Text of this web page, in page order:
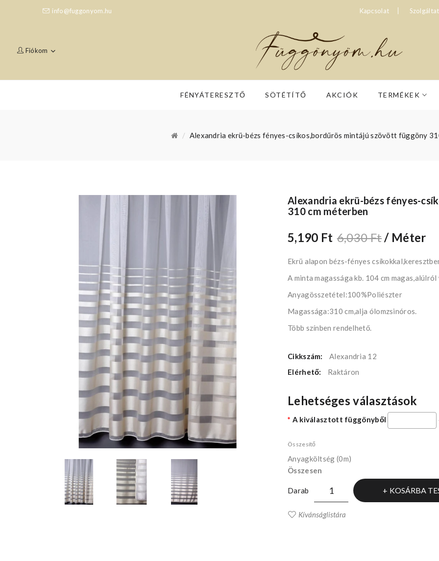
info@fuggonyom.hu Kapcsolat
Fiókom
FÉNYÁTERESZTŐ SÖTÉTÍTŐ AKCIÓK TERMÉKEK
Alexandria ekrü-bézs fényes-csíkos,bordűrös mintájú szövött függöny
Alexandria ekrü-bézs fényes-
310 cm méterben
5,190 Ft 6,030 Ft / Méter
Ekrü alapon bézs-fényes
A minta magassága kb. 104 cm
Anyagösszetétel:100%Poliészter
Magassága:310 cm,alja ólomzsinóros.
Több színben rendelhető.
Cikkszám:
Alexandria 12
Elérhető:
Raktáron
Lehetséges választások
A kiválasztott függönyből
Összesítő
Anyagköltség (0m)
Összesen
Darab KOSÁRBA
Kívánságlistára